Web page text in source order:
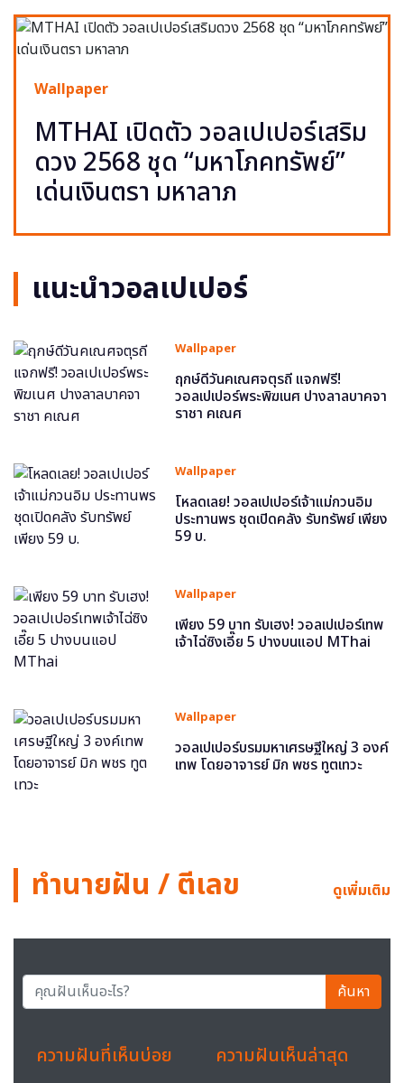
Wallpaper
MTHAI เปิดตัว วอลเปเปอร์เสริม
ดวง 2568 ชุด “มหาโภคทรัพย์”
เด่นเงินตรา มหาลาภ
แนะนำวอลเปเปอร์
Wallpaper
ฤกษ์ดีวันคเณศจตุรถี แจกฟรี!
วอลเปเปอร์พระพิฆเนศ ปางลาลบาคจา
ราชา คเณศ
Wallpaper
โหลดเลย! วอลเปเปอร์เจ้าแม่กวนอิม
ประทานพร ชุดเปิดคลัง รับทรัพย์ เพียง
59 บ.
Wallpaper
เพียง 59 บาท รับเฮง! วอลเปเปอร์เทพ
เจ้าไฉ่ซิงเอี๊ย 5 ปางบนแอป MThai
Wallpaper
วอลเปเปอร์บรมมหาเศรษฐีใหญ่ 3 องค์
เทพ โดยอาจารย์ มิก พชร ทูตเทวะ
ทำนายฝัน / ตีเลข ดูเพิ่มเติม
ค้นหา
ความฝันที่เห็นบ่อย ความฝันเห็นล่าสุด